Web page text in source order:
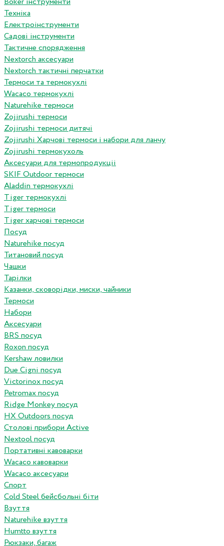
Техніка
Електроінструменти
Садові інструменти
Тактичне спорядження
Nextorch аксесуари
Nextorch тактичні перчатки
Термоси та термокухлі
Wacaco термокухлі
Naturehike термоси
Zojirushi термоси
Zojirushi термоси дитячі
Zojirushi Харчові термоси і набори для ланчу
Zojirushi термокухоль
Аксесуари для термопродукціі
SKIF Outdoor термоси
Aladdin термокухлі
Tiger термокухлі
Tiger термоси
Tiger харчові термоси
Посуд
Naturehike посуд
Титановий посуд
Чашки
Тарілки
Казанки, сковорідки, миски, чайники
Термоси
Набори
Аксесуари
BRS посуд
Roxon посуд
Kershaw ловилки
Due Cigni посуд
Victorinox посуд
Petromax посуд
Ridge Monkey посуд
HX Outdoors посуд
Столові прибори Active
Nextool посуд
Портативні кавоварки
Wacaco кавоварки
Wacaco аксесуари
Спорт
Cold Steel бейсбольні біти
Взуття
Naturehike взуття
Humtto взуття
Рюкзаки, багаж